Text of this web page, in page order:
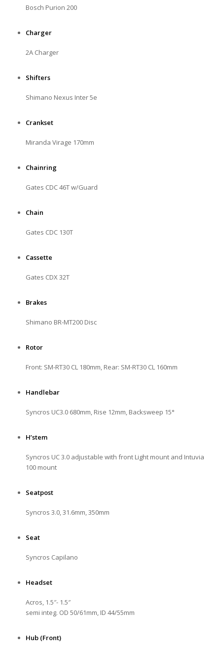
Bosch Purion 200
Charger
2A Charger
Shifters
Shimano Nexus Inter 5e
Crankset
Miranda Virage 170mm
Chainring
Gates CDC 46T w/Guard
Chain
Gates CDC 130T
Cassette
Gates CDX 32T
Brakes
Shimano BR-MT200 Disc
Rotor
Front: SM-RT30 CL 180mm, Rear: SM-RT30 CL 160mm
Handlebar
Syncros UC3.0 680mm, Rise 12mm, Backsweep 15°
H’stem
Syncros UC 3.0 adjustable with front Light mount and Intuvia
100 mount
Seatpost
Syncros 3.0, 31.6mm, 350mm
Seat
Syncros Capilano
Headset
Acros, 1.5″- 1.5″
semi integ. OD 50/61mm, ID 44/55mm
Hub (Front)